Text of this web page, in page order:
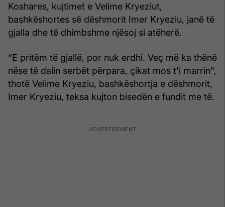
Koshares, kujtimet e Velime Kryeziut,
bashkëshortes së dëshmorit Imer Kryeziu, janë të
gjalla dhe të dhimbshme njësoj si atëherë.
“E pritëm të gjallë, por nuk erdhi. Veç më ka thënë
nëse të dalin serbët përpara, çikat mos t'i marrin",
thotë Velime Kryeziu, bashkëshortja e dëshmorit,
Imer Kryeziu, teksa kujton bisedën e fundit me të.